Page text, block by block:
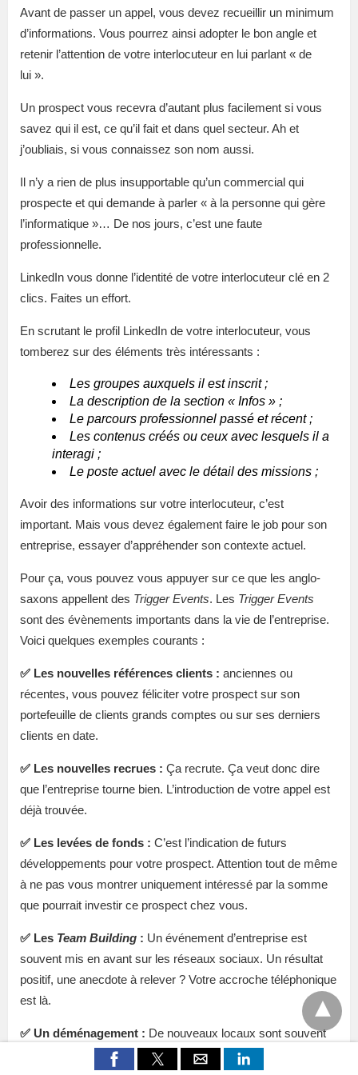
Avant de passer un appel, vous devez recueillir un minimum
d’informations. Vous pourrez ainsi adopter le bon angle et
retenir l’attention de votre interlocuteur en lui parlant « de
lui ».
Un prospect vous recevra d’autant plus facilement si vous
savez qui il est, ce qu’il fait et dans quel secteur. Ah et
j’oubliais, si vous connaissez son nom aussi.
Il n’y a rien de plus insupportable qu’un commercial qui
prospecte et qui demande à parler « à la personne qui gère
l’informatique »… De nos jours, c’est une faute
professionnelle.
LinkedIn vous donne l’identité de votre interlocuteur clé en 2
clics. Faites un effort.
En scrutant le profil LinkedIn de votre interlocuteur, vous
tomberez sur des éléments très intéressants :
Les groupes auxquels il est inscrit ;
La description de la section « Infos » ;
Le parcours professionnel passé et récent ;
Les contenus créés ou ceux avec lesquels il a
interagi ;
Le poste actuel avec le détail des missions ;
Avoir des informations sur votre interlocuteur, c’est
important. Mais vous devez également faire le job pour son
entreprise, essayer d’appréhender son contexte actuel.
Pour ça, vous pouvez vous appuyer sur ce que les anglo-
saxons appellent des Trigger Events. Les Trigger Events
sont des évènements importants dans la vie de l’entreprise.
Voici quelques exemples courants :
✅ Les nouvelles références clients : anciennes ou
récentes, vous pouvez féliciter votre prospect sur son
portefeuille de clients grands comptes ou sur ses derniers
clients en date.
✅ Les nouvelles recrues : Ça recrute. Ça veut donc dire
que l’entreprise tourne bien. L’introduction de votre appel est
déjà trouvée.
✅ Les levées de fonds : C’est l’indication de futurs
développements pour votre prospect. Attention tout de même
à ne pas vous montrer uniquement intéressé par la somme
que pourrait investir ce prospect chez vous.
✅ Les Team Building : Un événement d’entreprise est
souvent mis en avant sur les réseaux sociaux. Un résultat
positif, une anecdote à relever ? Votre accroche téléphonique
est là.
✅ Un déménagement : De nouveaux locaux sont souvent
synonymes d’agrandissement. Une bonne nouvelle à